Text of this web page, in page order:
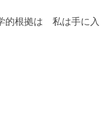
根拠は 私は手に入